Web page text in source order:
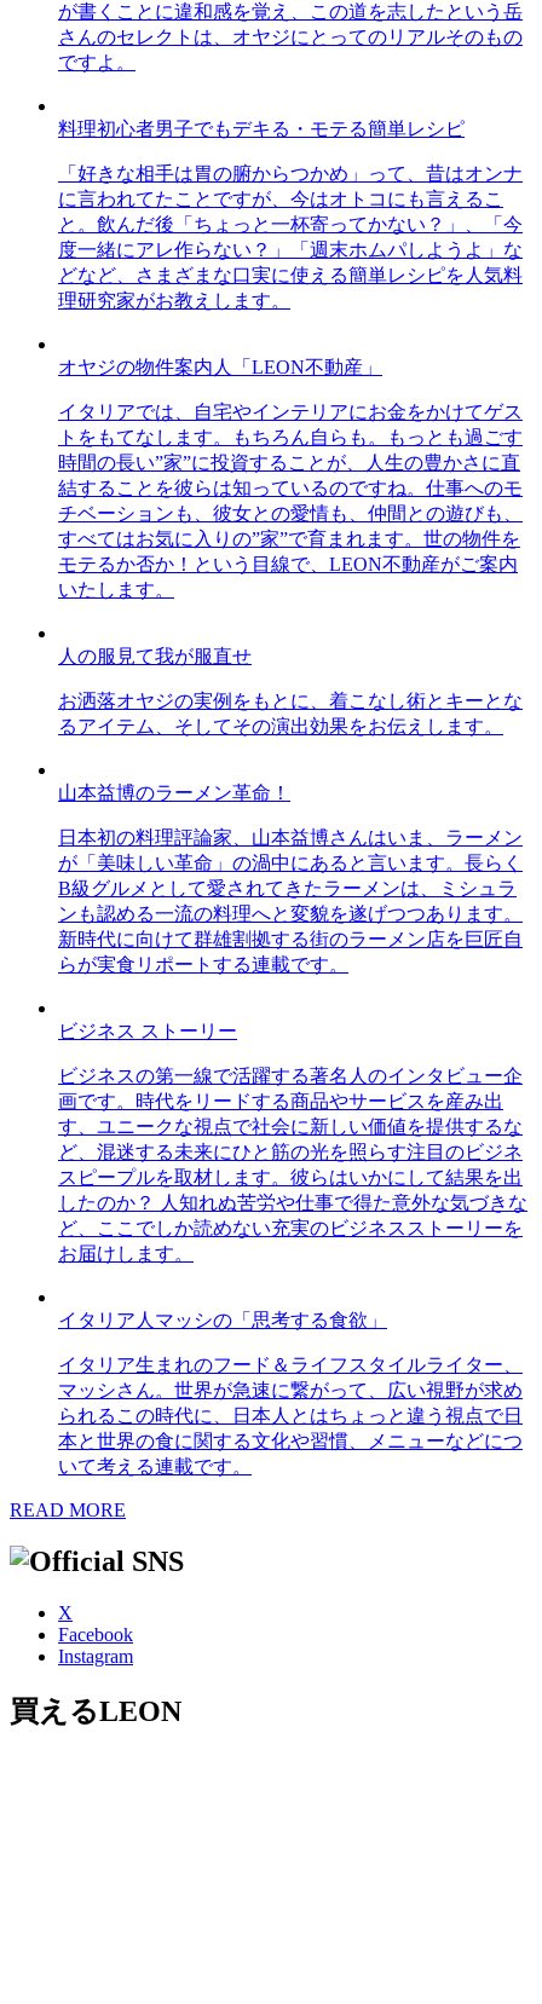
が書くことに違和感を覚え、この道を志したという岳
さんのセレクトは、オヤジにとってのリアルそのもの
ですよ。
料理初心者男子でもデキる・モテる簡単レシピ
「好きな相手は胃の腑からつかめ」って、昔はオンナ
に言われてたことですが、今はオトコにも言えるこ
と。飲んだ後「ちょっと一杯寄ってかない？」、「今
度一緒にアレ作らない？」「週末ホムパしようよ」な
どなど、さまざまな口実に使える簡単レシピを人気料
理研究家がお教えします。
オヤジの物件案内人「LEON不動産」
イタリアでは、自宅やインテリアにお金をかけてゲス
トをもてなします。もちろん自らも。もっとも過ごす
時間の長い”家”に投資することが、人生の豊かさに直
結することを彼らは知っているのですね。仕事へのモ
チベーションも、彼女との愛情も、仲間との遊びも、
すべてはお気に入りの”家”で育まれます。世の物件を
モテるか否か！という目線で、LEON不動産がご案内
いたします。
人の服見て我が服直せ
お洒落オヤジの実例をもとに、着こなし術とキーとな
るアイテム、そしてその演出効果をお伝えします。
山本益博のラーメン革命！
日本初の料理評論家、山本益博さんはいま、ラーメン
が「美味しい革命」の渦中にあると言います。長らく
B級グルメとして愛されてきたラーメンは、ミシュラ
ンも認める一流の料理へと変貌を遂げつつあります。
新時代に向けて群雄割拠する街のラーメン店を巨匠自
らが実食リポートする連載です。
ビジネス ストーリー
ビジネスの第一線で活躍する著名人のインタビュー企
画です。時代をリードする商品やサービスを産み出
す、ユニークな視点で社会に新しい価値を提供するな
ど、混迷する未来にひと筋の光を照らす注目のビジネ
スピープルを取材します。彼らはいかにして結果を出
したのか？ 人知れぬ苦労や仕事で得た意外な気づきな
ど、ここでしか読めない充実のビジネスストーリーを
お届けします。
イタリア人マッシの「思考する食欲」
イタリア生まれのフード＆ライフスタイルライター、
マッシさん。世界が急速に繋がって、広い視野が求め
られるこの時代に、日本人とはちょっと違う視点で日
本と世界の食に関する文化や習慣、メニューなどにつ
いて考える連載です。
READ MORE
X
Facebook
Instagram
買えるLEON